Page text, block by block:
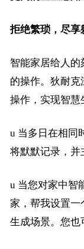
拒绝繁琐，尽享
智能家居给人
的操作。狄耐
操作，实现智慧
u 当多日在相同
将默默记录，并
u 当您对家中智
家，帮我设置一
生成场景。您也